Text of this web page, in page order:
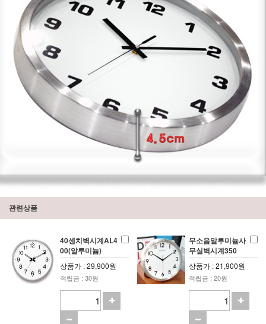
관련상품
40센치벽시계AL4
00(알루미늄)
상품가 : 29,900원
적립금 : 30원
무소음알루미늄사
무실벽시계350
상품가 : 21,900원
적립금 : 20원